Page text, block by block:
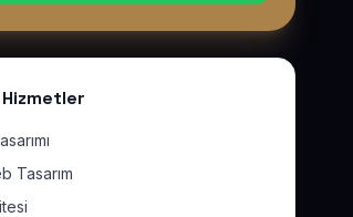
Hizmetler
Tasarım